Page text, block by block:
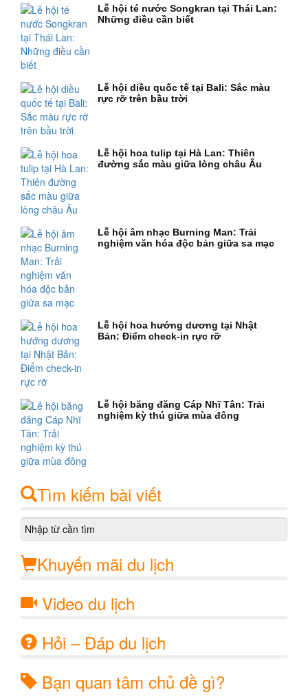
Lễ hội té nước Songkran tại Thái Lan:
Những điều cần biết
Lễ hội diều quốc tế tại Bali: Sắc màu
rực rỡ trên bầu trời
Lễ hội hoa tulip tại Hà Lan: Thiên
đường sắc màu giữa lòng châu Âu
Lễ hội âm nhạc Burning Man: Trải
nghiệm văn hóa độc bản giữa sa mạc
Lễ hội hoa hướng dương tại Nhật
Bản: Điểm check-in rực rỡ
Lễ hội băng đăng Cáp Nhĩ Tân: Trải
nghiệm kỳ thú giữa mùa đông
Tìm kiếm bài viết
Khuyến mãi du lịch
Video du lịch
Hỏi – Đáp du lịch
Bạn quan tâm chủ đề gì?